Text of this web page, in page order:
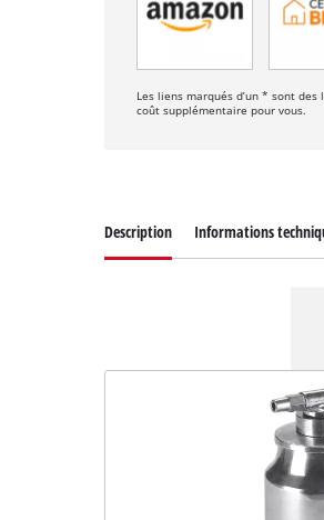
Les liens marqués d’un * sont
coût supplémentaire pour vous.
Description Informations